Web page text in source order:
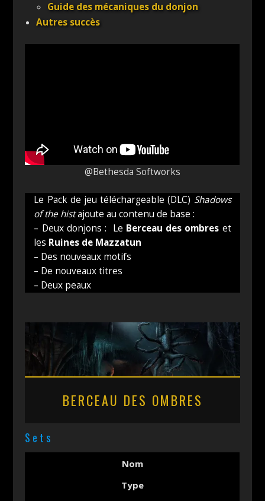
Guide des mécaniques du donjon
Autres succès
@Bethesda Softworks
Le Pack de jeu téléchargeable (DLC) Shadows
of the histajoute au contenu de base :
– Deux donjons : Le Berceau des ombres et
les Ruines de Mazzatun
– Des nouveaux motifs
– De nouveaux titres
– Deux peaux
BERCEAU DES OMBRES
Sets
Nom
Type